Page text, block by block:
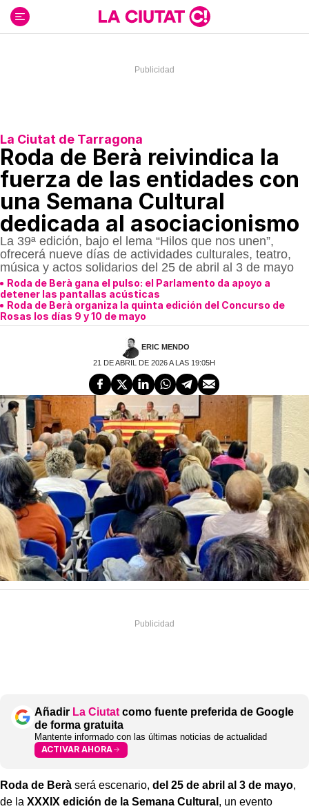
contenido
La Ciutat de Tarragona
Roda de Berà reivindica la
fuerza de las entidades con
una Semana Cultural
dedicada al asociacionismo
La 39ª edición, bajo el lema “Hilos que nos unen”,
ofrecerá nueve días de actividades culturales, teatro,
música y actos solidarios del 25 de abril al 3 de mayo
Roda de Berà gana el pulso: el Parlamento da apoyo a
detener las pantallas acústicas
Roda de Berà organiza la quinta edición del Concurso de
Rosas los días 9 y 10 de mayo
ERIC MENDO
21 DE ABRIL DE 2026 A LAS 19:05H
Añadir La Ciutat como fuente preferida de Google
de forma gratuita
Mantente informado con las últimas noticias de actualidad
ACTIVAR AHORA
Roda de Berà será escenario, del 25 de abril al 3 de mayo,
de la XXXIX edición de la Semana Cultural , un evento